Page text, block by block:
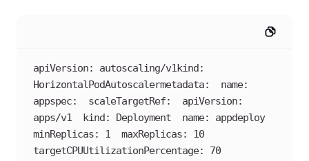
apiVersion: autoscaling/v1kind:
HorizontalPodAutoscalermetadata:  name:
appspec:  scaleTargetRef:	apiVersion:
apps/v1	kind: Deployment	name: appdeploy
minReplicas: 1  maxReplicas: 10
targetCPUUtilizationPercentage: 70